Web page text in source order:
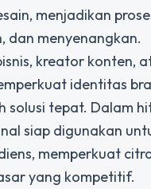
menjadikan
dan menyenangkan.
kreator konten,
identitas
solusi tepat. Dalam
siap digunakan
memperkuat
yang kompetitif.